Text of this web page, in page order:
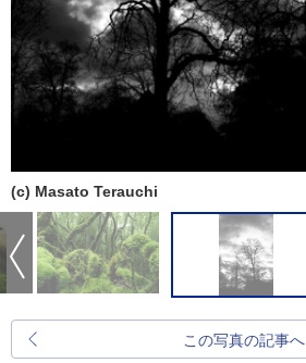
(c) Masato Terauchi
この写真の記事へ